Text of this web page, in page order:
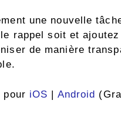
une nouvelle
rappel soit et
de manière
pour iOS | Android